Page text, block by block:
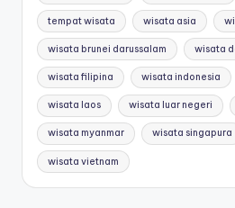
tempat wisata wisata asia
wisata brunei darussalam wisata
wisata filipina wisata indonesia
wisata laos wisata luar negeri
wisata myanmar wisata singapura
wisata vietnam